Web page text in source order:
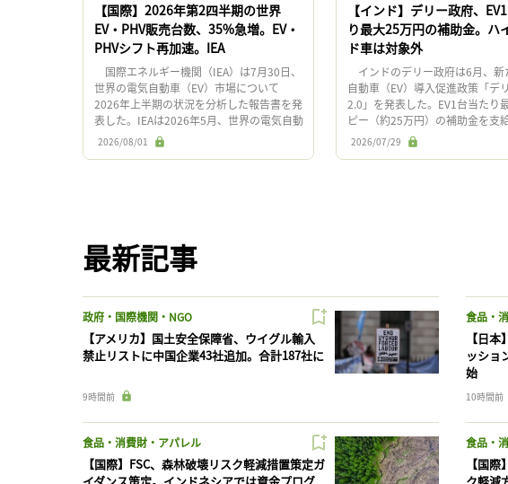
【国際】2026年第2四半期の世界
EV・PHV販売台数、35%急増。EV・
PHVシフト再加速。IEA
国際エネルギー機関（IEA）は7月30日、
世界の電気自動車（EV）市場について
2026年上半期の状況を分析した報告書を発
表した。IEAは2026年5月、世界の電気自動
車（EV）市場の見通しを分析した報告書
「Global […]
2026/08/01
【インド】デリー政府、
り最大25万円の補助金。ハ
ド車は対象外
インドのデリー政府は6月、新
自動車（EV）導入促進政策「デ
2.0」を発表した。EV1台当たり
ピー（約25万円）の補助金を支
額で1,500億ルピー（約2,500億
を用意 […]
2026/07/29
最新記事
政府・国際機関・NGO
【アメリカ】国土安全保障省、ウイグル輸入
禁止リストに中国企業43社追加。合計187社に
9時間前
食品・
【日
ッショ
始
10時間前
食品・消費財・アパレル
【国際】FSC、森林破壊リスク軽減措置策定ガ
食品・
【国